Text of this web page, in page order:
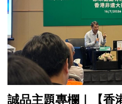
誠品主題專欄｜【香